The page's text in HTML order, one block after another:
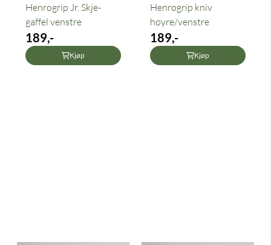
Henrogrip Jr. Skje-
gaffel venstre
189,-
Kjøp
Henrogrip kniv
høyre/venstre
189,-
Kjøp